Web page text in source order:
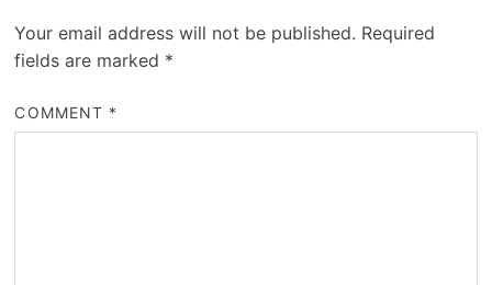
Your email address will not be published. Required
fields are marked *
COMMENT *